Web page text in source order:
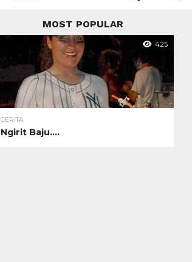
MOST POPULAR
425
CERITA
Ngirit Baju….